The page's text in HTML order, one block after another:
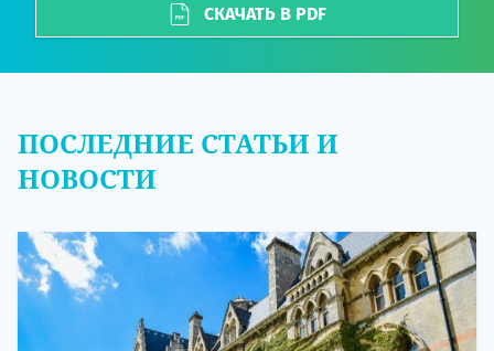
СКАЧАТЬ В PDF
ПОСЛЕДНИЕ СТАТЬИ И
НОВОСТИ